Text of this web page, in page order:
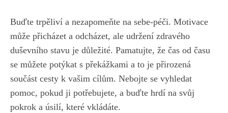
Buďte trpěliví a‍ nezapomeňte⁣ na sebe-péči. Motivace
může přicházet a odcházet, ale udržení zdravého
duševního stavu je důležité. Pamatujte, že čas ‍od času
se ⁤můžete​ potýkat⁣ s překážkami‌ a ​to​ je přirozená
součást cesty⁣ k vašim cílům. ‍Nebojte se​ vyhledat
pomoc, pokud ji potřebujete, a buďte hrdí ⁣na⁤ svůj
pokrok a úsilí, ​které vkládáte.